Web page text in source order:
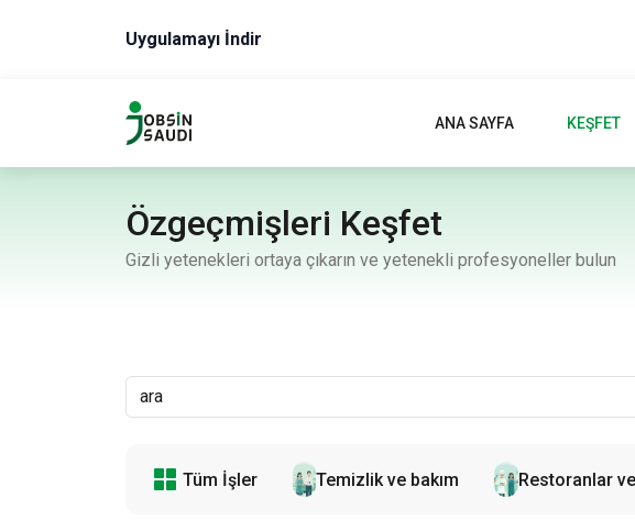
Uygulamayı İndir
ANA SAYFA KEŞFET
Özgeçmişleri Keşfet
Gizli yetenekleri ortaya çıkarın ve yetenekli profesyoneller bulun
Tüm İşler Temizlik ve bakım Restoranlar